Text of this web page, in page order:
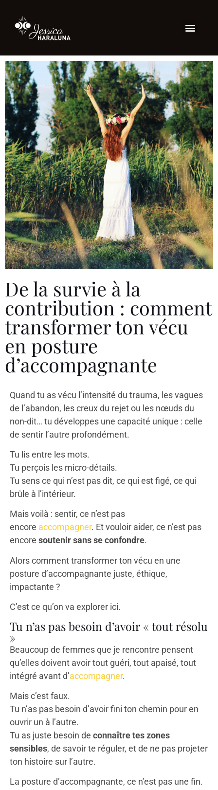
De la survie à la
contribution : comment
transformer ton vécu
en posture
d’accompagnante
Quand tu as vécu l’intensité du trauma, les vagues
de l’abandon, les creux du rejet ou les nœuds du
non-dit… tu développes une capacité unique : celle
de sentir l’autre profondément.
Tu lis entre les mots.
Tu perçois les micro-détails.
Tu sens ce qui n’est pas dit, ce qui est figé, ce qui
brûle à l’intérieur.
Mais voilà : sentir, ce n’est pas
encore accompagner. Et vouloir aider, ce n’est pas
encore soutenir sans se confondre.
Alors comment transformer ton vécu en une
posture d’accompagnante juste, éthique,
impactante ?
C’est ce qu’on va explorer ici.
Tu n’as pas besoin d’avoir « tout résolu
»
Beaucoup de femmes que je rencontre pensent
qu’elles doivent avoir tout guéri, tout apaisé, tout
intégré avant d’accompagner.
Mais c’est faux.
Tu n’as pas besoin d’avoir fini ton chemin pour en
ouvrir un à l’autre.
Tu as juste besoin de connaître tes zones
sensibles, de savoir te réguler, et de ne pas projeter
ton histoire sur l’autre.
La posture d’accompagnante, ce n’est pas une fin.